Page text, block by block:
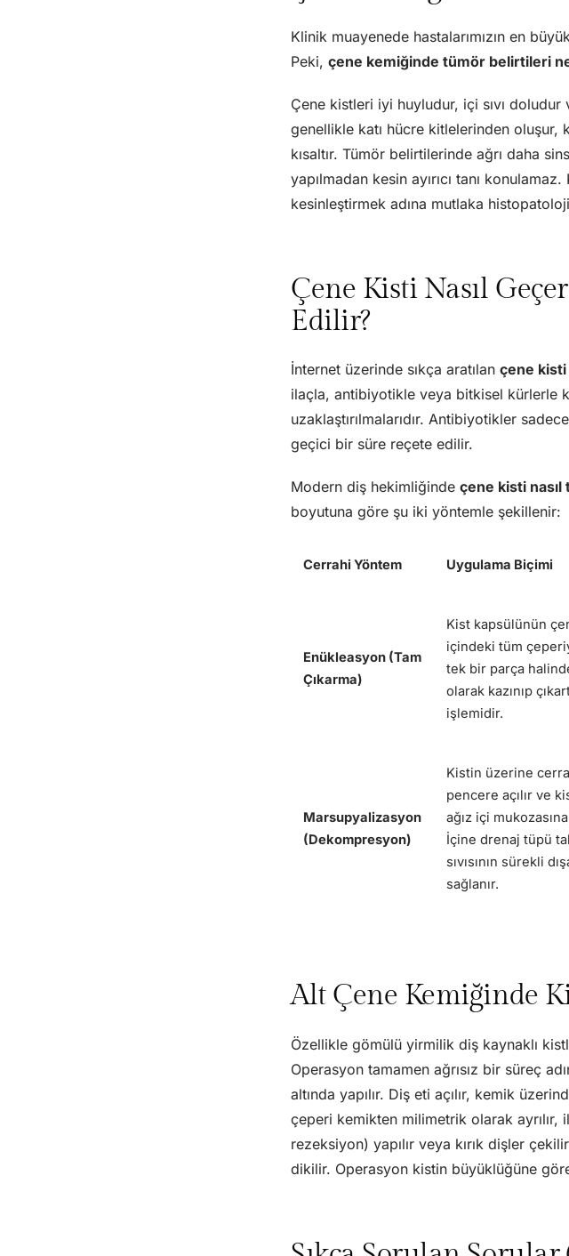
Klinik muayenede hastalarımızın en
Peki,çene kemiğinde tümör belirtileri
Çene kistleri iyi huyludur, içi sıvı
genellikle katı hücre kitlelerinden
kısaltır. Tümör belirtilerinde ağrı daha
yapılmadan kesin ayırıcı tanı
kesinleştirmek adına mutlaka
Çene Kisti Nasıl
Edilir?
İnternet üzerinde sıkça aratılançene kisti
ilaçla, antibiyotikle veya bitkisel kürlerle
uzaklaştırılmalarıdır. Antibiyotikler
geçici bir süre reçete edilir.
Modern diş hekimliğindeçene kisti
boyutuna göre şu iki yöntemle şekillenir:
Cerrahi Yöntem Uygulama Biçimi
Enükleasyon (Tam
Çıkarma)
Kist kapsülünün
içindeki tüm
tek bir parça
olarak kazınıp
işlemidir.
Marsupyalizasyon
(Dekompresyon)
Kistin üzerine
pencere açılır ve
ağız içi
İçine drenaj tüpü
sıvısının sürekli
sağlanır.
Alt Çene Kemiğinde
Özellikle gömülü yirmilik diş kaynaklı
Operasyon tamamen ağrısız bir süreç
altında yapılır. Diş eti açılır, kemik
çeperi kemikten milimetrik olarak
rezeksiyon) yapılır veya kırık dişler
dikilir. Operasyon kistin büyüklüğüne